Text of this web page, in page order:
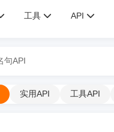
工具 API
句API
实用API 工具API